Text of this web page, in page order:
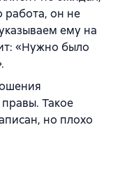
работа, он не
ему на
«Нужно было
Такое
но плохо